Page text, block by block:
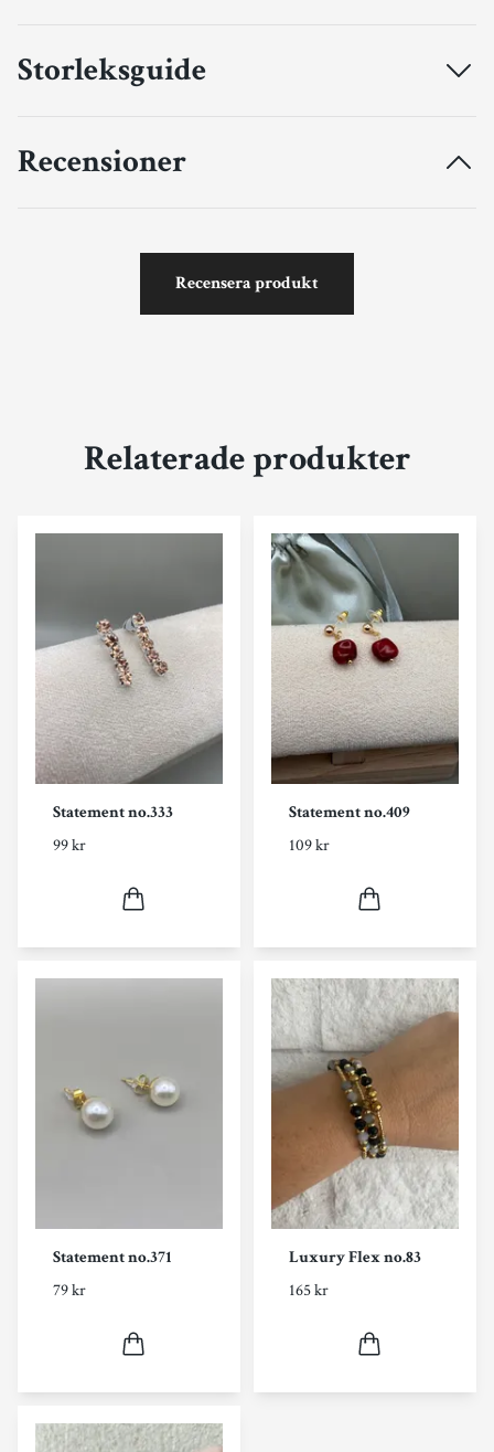
Storleksguide
Recensioner
Recensera produkt
Relaterade produkter
Statement no.333
99 kr
Statement no.409
109 kr
Statement no.371
79 kr
Luxury Flex no.83
165 kr